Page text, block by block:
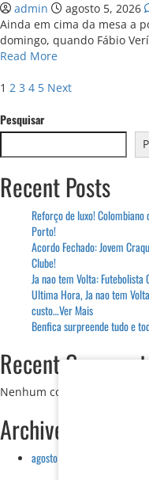
admin agosto 5, 2026
Ainda em cima da mesa a
domingo, quando Fábio
Read MoreRead
about
Sofia
Villas-
Boas:
“é
charlatão
Ver
Mais
Paginação
de
posts
1 2 3 4 5 Next
Pesquisar
Recent Posts
Reforço de luxo! Colombiano
Porto!
Acordo Fechado: Jovem
Clube!
Ja nao tem Volta: Futebolista
Ultima Hora, Ja nao tem
custo…Ver Mais
Benfica surpreende tudo e
Recent Comments
Nenhum comentário para
Archives
agosto 2026